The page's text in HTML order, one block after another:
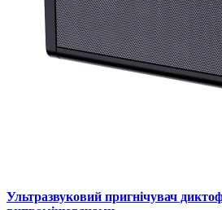
Ультразвуковий пригнічувач